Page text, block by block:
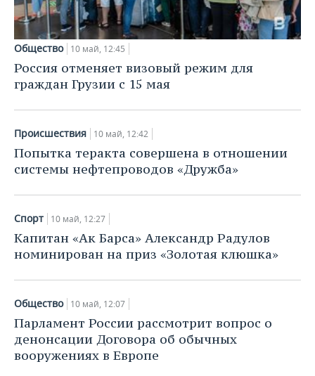
Общество 10 май, 12:45
Россия отменяет визовый режим для
граждан Грузии с 15 мая
Происшествия 10 май, 12:42
Попытка теракта совершена в отношении
системы нефтепроводов «Дружба»
Спорт 10 май, 12:27
Капитан «Ак Барса» Александр Радулов
номинирован на приз «Золотая клюшка»
Общество 10 май, 12:07
Парламент России рассмотрит вопрос о
денонсации Договора об обычных
вооружениях в Европе